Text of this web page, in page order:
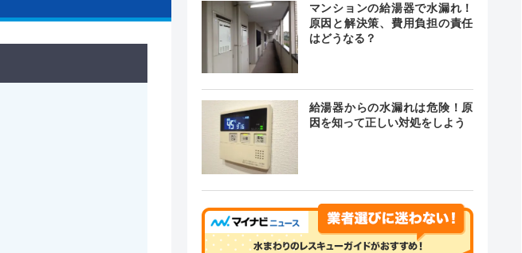
マンションの給湯器で水漏れ！
原因と解決策、費用負担の責任
はどうなる？
給湯器からの水漏れは危険！原
因を知って正しい対処をしよう